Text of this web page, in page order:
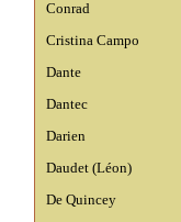
Conrad
Cristina Campo
Dante
Dantec
Darien
Daudet (Léon)
De Quincey